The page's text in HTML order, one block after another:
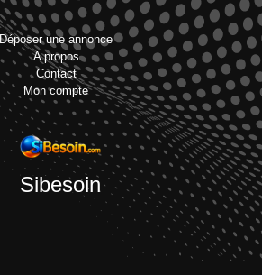
Déposer une annonce
A propos
Contact
Mon compte
Sibesoin